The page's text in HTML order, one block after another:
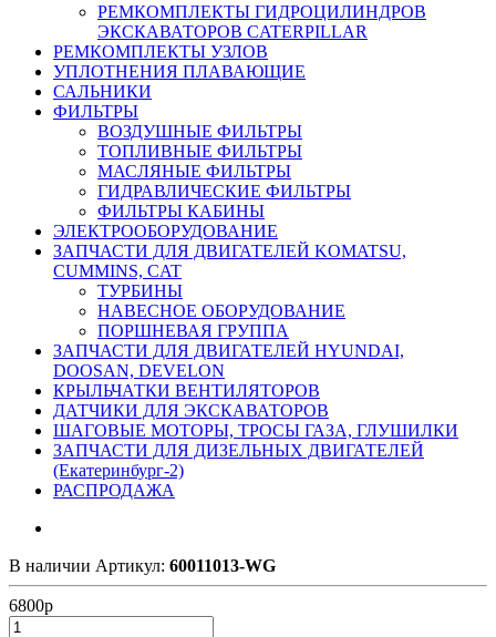
РЕМКОМПЛЕКТЫ ГИДРОЦИЛИНДРОВ
ЭКСКАВАТОРОВ CATERPILLAR
РЕМКОМПЛЕКТЫ УЗЛОВ
УПЛОТНЕНИЯ ПЛАВАЮЩИЕ
САЛЬНИКИ
ФИЛЬТРЫ
ВОЗДУШНЫЕ ФИЛЬТРЫ
ТОПЛИВНЫЕ ФИЛЬТРЫ
МАСЛЯНЫЕ ФИЛЬТРЫ
ГИДРАВЛИЧЕСКИЕ ФИЛЬТРЫ
ФИЛЬТРЫ КАБИНЫ
ЭЛЕКТРООБОРУДОВАНИЕ
ЗАПЧАСТИ ДЛЯ ДВИГАТЕЛЕЙ KOMATSU,
CUMMINS, CAT
ТУРБИНЫ
НАВЕСНОЕ ОБОРУДОВАНИЕ
ПОРШНЕВАЯ ГРУППА
ЗАПЧАСТИ ДЛЯ ДВИГАТЕЛЕЙ HYUNDAI,
DOOSAN, DEVELON
КРЫЛЬЧАТКИ ВЕНТИЛЯТОРОВ
ДАТЧИКИ ДЛЯ ЭКСКАВАТОРОВ
ШАГОВЫЕ МОТОРЫ, ТРОСЫ ГАЗА, ГЛУШИЛКИ
ЗАПЧАСТИ ДЛЯ ДИЗЕЛЬНЫХ ДВИГАТЕЛЕЙ
(Екатеринбург-2)
РАСПРОДАЖА
В наличии Артикул: 60011013-WG
6800р